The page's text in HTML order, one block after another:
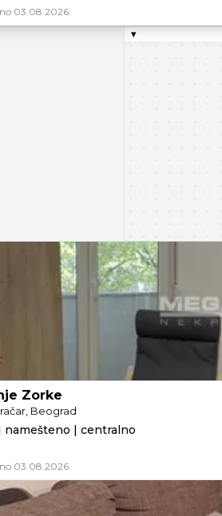
03.08.2026.
▾
Zorke
Beograd
namešteno | centralno
03.08.2026.